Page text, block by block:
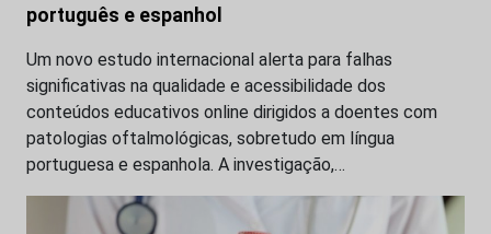
português e espanhol
Um novo estudo internacional alerta para falhas
significativas na qualidade e acessibilidade dos
conteúdos educativos online dirigidos a doentes com
patologias oftalmológicas, sobretudo em língua
portuguesa e espanhola. A investigação,…